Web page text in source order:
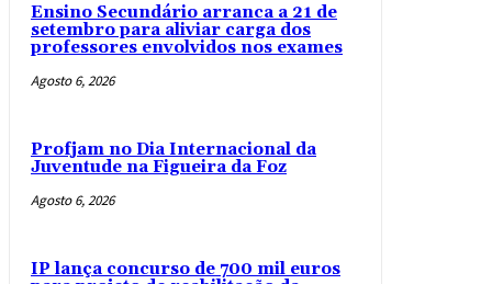
Ensino Secundário arranca a 21 de
setembro para aliviar carga dos
professores envolvidos nos exames
Agosto 6, 2026
Profjam no Dia Internacional da
Juventude na Figueira da Foz
Agosto 6, 2026
IP lança concurso de 700 mil euros